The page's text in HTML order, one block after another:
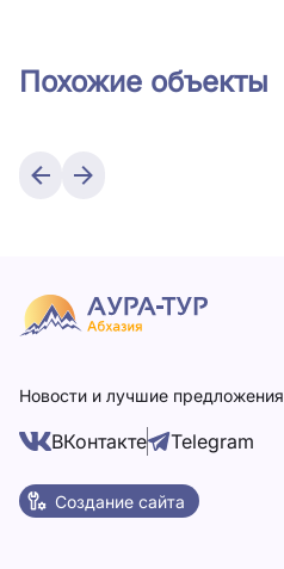
Похожие объекты
Новости и лучшие предложения
ВКонтакте Telegram
Создание сайта